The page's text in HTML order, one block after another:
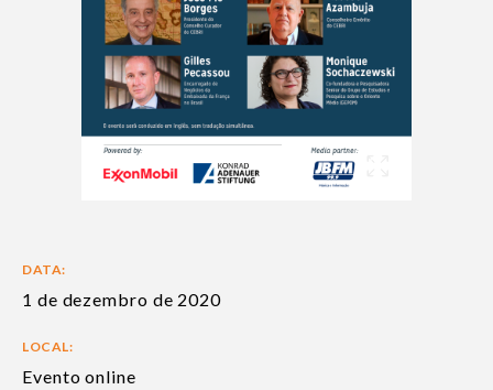
DATA:
1 de dezembro de 2020
LOCAL:
Evento online